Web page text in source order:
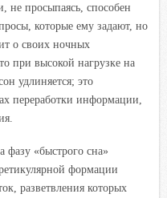
не просыпаясь, способен
которые ему задают, но
о своих ночных
при высокой нагрузке на
удлиняется; это
переработки информации,
фазу «быстрого сна»
формации
разветвления которых